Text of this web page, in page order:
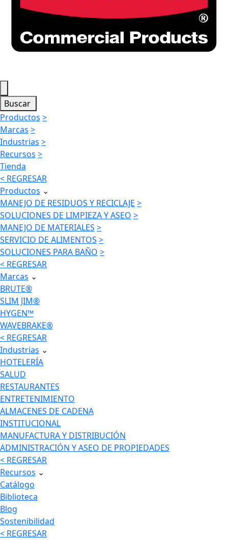
Buscar
Productos >
Marcas >
Industrias >
Recursos >
Tienda
< REGRESAR
Productos ⌄
MANEJO DE RESIDUOS Y RECICLAJE >
SOLUCIONES DE LIMPIEZA Y ASEO >
MANEJO DE MATERIALES >
SERVICIO DE ALIMENTOS >
SOLUCIONES PARA BAÑO >
< REGRESAR
Marcas ⌄
BRUTE®
SLIM JIM®
HYGEN™
WAVEBRAKE®
< REGRESAR
Industrias ⌄
HOTELERÍA
SALUD
RESTAURANTES
ENTRETENIMIENTO
ALMACENES DE CADENA
INSTITUCIONAL
MANUFACTURA Y DISTRIBUCIÓN
ADMINISTRACIÓN Y ASEO DE PROPIEDADES
< REGRESAR
Recursos ⌄
Catálogo
Biblioteca
Blog
Sostenibilidad
< REGRESAR